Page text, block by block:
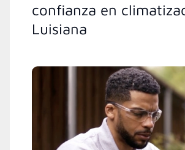
confianza en
Luisiana